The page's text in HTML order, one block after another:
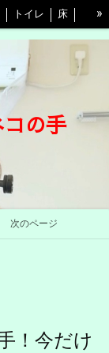
トイレ 床
ベランダ
質問と回答
»
の手
次のページ
！今だけ